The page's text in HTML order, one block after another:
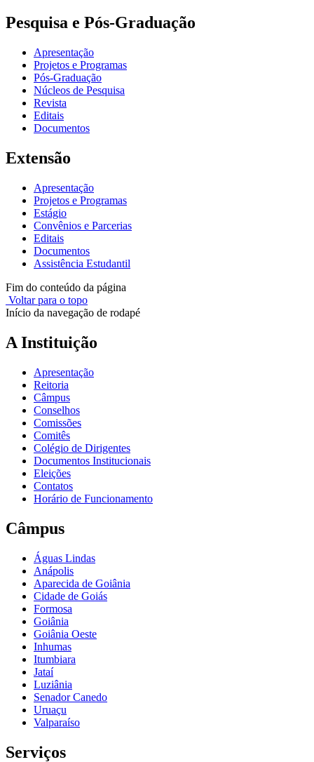
Pesquisa e Pós-Graduação
Apresentação
Projetos e Programas
Pós-Graduação
Núcleos de Pesquisa
Revista
Editais
Documentos
Extensão
Apresentação
Projetos e Programas
Estágio
Convênios e Parcerias
Editais
Documentos
Assistência Estudantil
Fim do conteúdo da página
Voltar para o topo
Início da navegação de rodapé
A Instituição
Apresentação
Reitoria
Câmpus
Conselhos
Comissões
Comitês
Colégio de Dirigentes
Documentos Institucionais
Eleições
Contatos
Horário de Funcionamento
Câmpus
Águas Lindas
Anápolis
Aparecida de Goiânia
Cidade de Goiás
Formosa
Goiânia
Goiânia Oeste
Inhumas
Itumbiara
Jataí
Luziânia
Senador Canedo
Uruaçu
Valparaíso
Serviços